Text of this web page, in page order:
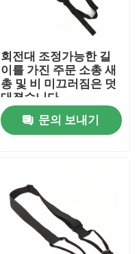
회전대 조정가능한 길
이를 가진 주문 소총 새
총 및 비 미끄러짐은 덧
대졌습니다
문의 보내기